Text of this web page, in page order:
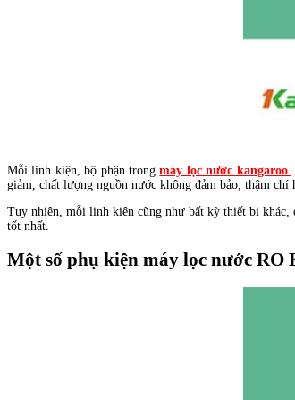
Mỗi linh kiện, bộ phận trongmáy lọc nước kangaroo
giảm, chất lượng nguồn nước không đảm bảo, thậm chí
Tuy nhiên, mỗi linh kiện cũng như bất kỳ thiết bị khác,
tốt nhất.
Một số phụ kiện máy lọc nước RO